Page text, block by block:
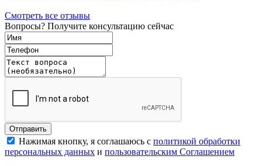
Смотреть все отзывы
Вопросы? Получите консультацию сейчас
Нажимая кнопку, я соглашаюсь с политикой обработки
персональных данных и пользовательским Соглашением